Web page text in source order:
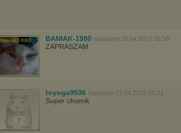
BANIAK-1980 napisano 20.04.2017 10:56
ZAPRASZAM
toyoga9536 napisano 27.04.2022 00:21
Super chomik